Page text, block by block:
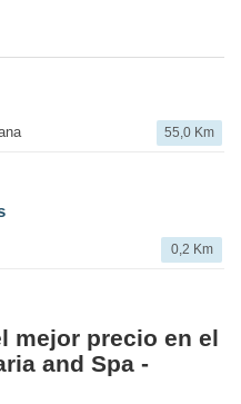
55,0 Km
0,2 Km
mejor precio en el
and Spa -